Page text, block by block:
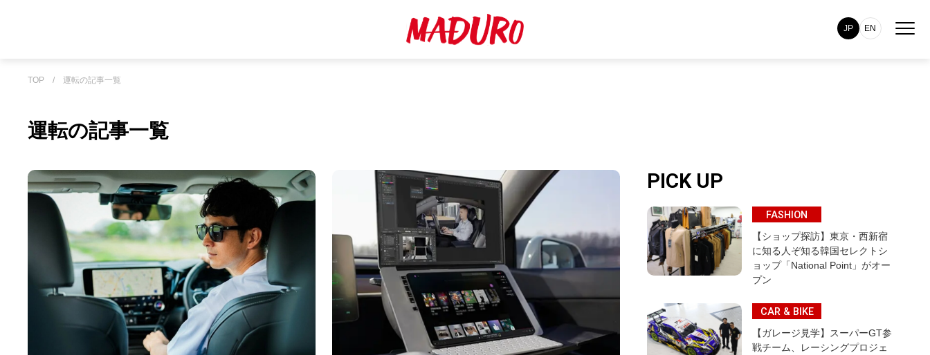
JP EN
TOP / 運転の記事一覧
運転の記事一覧
PICK UP
FASHION
【ショップ探訪】東京・西新宿
に知る人ぞ知る韓国セレクトシ
ョップ「National Point」がオー
プン
CAR & BIKE
【ガレージ見学】スーパーGT参
戦チーム、レーシングプロジェ